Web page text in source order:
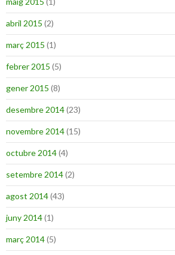
abril 2015 (2)
març 2015 (1)
febrer 2015 (5)
gener 2015 (8)
desembre 2014(23)
novembre 2014(15)
octubre 2014(4)
setembre 2014(2)
agost 2014(43)
juny 2014(1)
març 2014(5)